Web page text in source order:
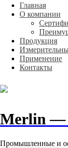
Главная
О компании
Продукция
Применение
Контакты
Merlin —
Промышленные и